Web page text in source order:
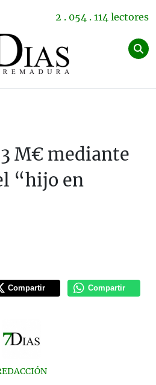
2 . 054 . 114 lectores
M€ mediante
“hijo en
Compartir Compartir